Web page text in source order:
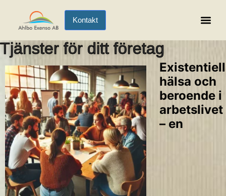
Kontakt
Tjänster för ditt företag
Existentiell
hälsa och
beroende i
arbetslivet
– en